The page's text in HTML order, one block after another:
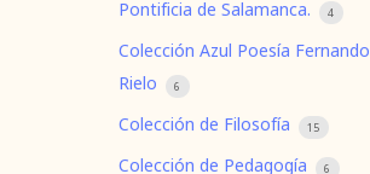
Pontificia de Salamanca. 4
Colección Azul Poesía Fernando
Rielo
6
Colección de Filosofía 15
Colección de Pedagogía 6